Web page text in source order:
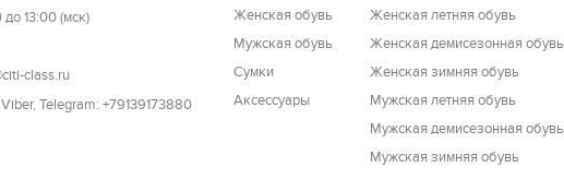
13:00 (мск)
class.ru
Telegram: +79139173880
Женская обувь
Мужская обувь
Cумки
Аксессуары
Женская летняя обувь
Женская демисезонная обувь
Женская зимняя обувь
Мужская летняя обувь
Мужская демисезонная обувь
Мужская зимняя обувь